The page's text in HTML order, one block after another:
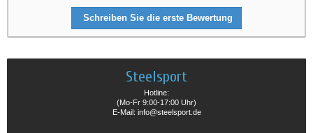
Schreiben Sie die erste Bewertung
Steelsport
Hotline:
(Mo-Fr 9:00-17:00 Uhr)
E-Mail: info@steelsport.de